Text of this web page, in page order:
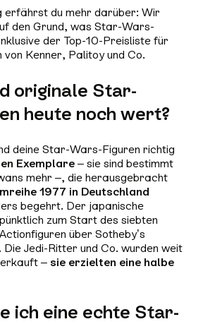
erfährst du mehr darüber: Wir
den Grund, was Star-Wars-
der Top-10-Preisliste für
Kenner, Palitoy und Co.
originale Star-
heute noch wert?
deine Star-Wars-Figuren richtig
Exemplare – sie sind bestimmt
mehr –, die herausgebracht
1977 in Deutschland
begehrt. Der japanische
zum Start des siebten
über Sotheby’s
Jedi-Ritter und Co. wurden weit
– sie erzielten eine halbe
ich eine echte Star-